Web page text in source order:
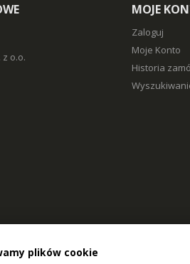
o.o.
MOJE
Zaloguj
Moje Konto
Historia
plików cookie